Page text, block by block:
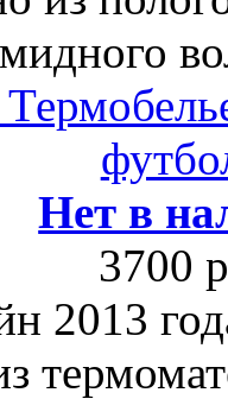
Нет в
3700
2013